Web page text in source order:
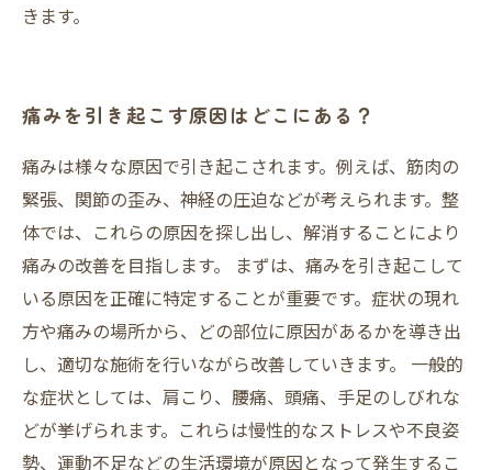
きます。
痛みを引き起こす原因はどこにある？
痛みは様々な原因で引き起こされます。例えば、筋肉の
緊張、関節の歪み、神経の圧迫などが考えられます。整
体では、これらの原因を探し出し、解消することにより
痛みの改善を目指します。 まずは、痛みを引き起こして
いる原因を正確に特定することが重要です。症状の現れ
方や痛みの場所から、どの部位に原因があるかを導き出
し、適切な施術を行いながら改善していきます。 一般的
な症状としては、肩こり、腰痛、頭痛、手足のしびれな
どが挙げられます。これらは慢性的なストレスや不良姿
勢、運動不足などの生活環境が原因となって発生するこ